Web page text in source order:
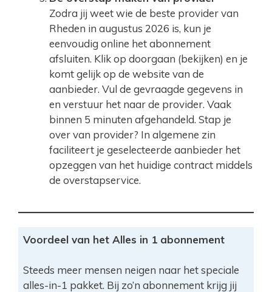
Zodra jij weet wie de beste provider van
Rheden in augustus 2026 is, kun je
eenvoudig online het abonnement
afsluiten. Klik op doorgaan (bekijken) en je
komt gelijk op de website van de
aanbieder. Vul de gevraagde gegevens in
en verstuur het naar de provider. Vaak
binnen 5 minuten afgehandeld. Stap je
over van provider? In algemene zin
faciliteert je geselecteerde aanbieder het
opzeggen van het huidige contract middels
de overstapservice.
Voordeel van het Alles in 1 abonnement
Steeds meer mensen neigen naar het speciale
alles-in-1 pakket. Bij zo’n abonnement krijg jij